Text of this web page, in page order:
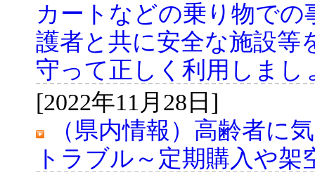
カートなどの乗り物での
護者と共に安全な施設等
守って正しく利用しまし
[2022年11月28日]
（県内情報）高齢者に
トラブル～定期購入や架